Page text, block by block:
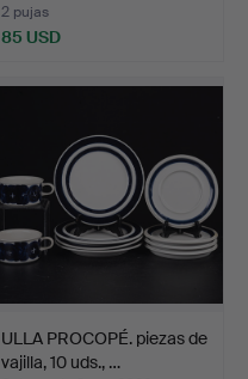
2 pujas
85 USD
ULLA PROCOPÉ. piezas de
vajilla, 10 uds., …